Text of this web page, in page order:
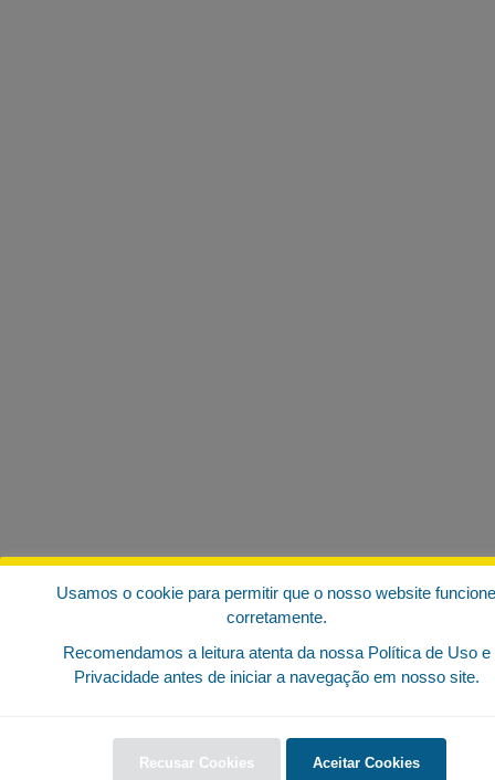
Usamos o cookie para permitir que o nosso website funcione
corretamente.
Recomendamos a leitura atenta da nossa Política de Uso e
Privacidade antes de iniciar a navegação em nosso site.
Recusar Cookies Aceitar Cookies